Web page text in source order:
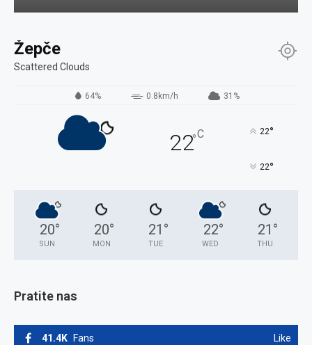
Žepče
Scattered Clouds
64% 0.8km/h 31%
22°C 22°
22°
20°
SUN
20°
MON
21 °
TUE
22°
WED
21 °
THU
Pratite nas
41.4K Fans Like